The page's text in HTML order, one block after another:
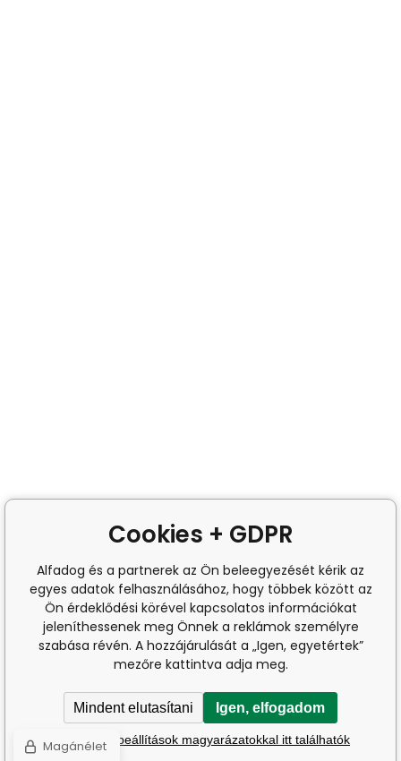
Cookies + GDPR
Alfadog és a partnerek az Ön beleegyezését kérik az
egyes adatok felhasználásához, hogy többek között az
Ön érdeklődési körével kapcsolatos információkat
jeleníthessenek meg Önnek a reklámok személyre
szabása révén. A hozzájárulását a „Igen, egyetértek”
mezőre kattintva adja meg.
Mindent elutasítani Igen, elfogadom
A részletes beállítások magyarázatokkal itt találhatók
Magánélet